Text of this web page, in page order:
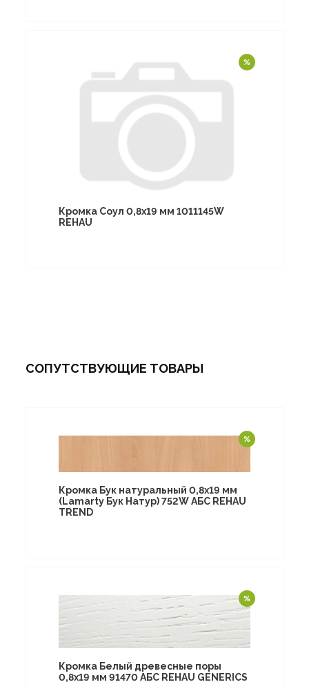
Кромка Соул 0,8х19 мм 1011145W
REHAU
СОПУТСТВУЮЩИЕ ТОВАРЫ
Кромка Бук натуральный 0,8х19 мм
(Lamarty Бук Натур) 752W АБС REHAU
TREND
Кромка Белый древесные поры
0,8х19 мм 91470 АБС REHAU GENERICS